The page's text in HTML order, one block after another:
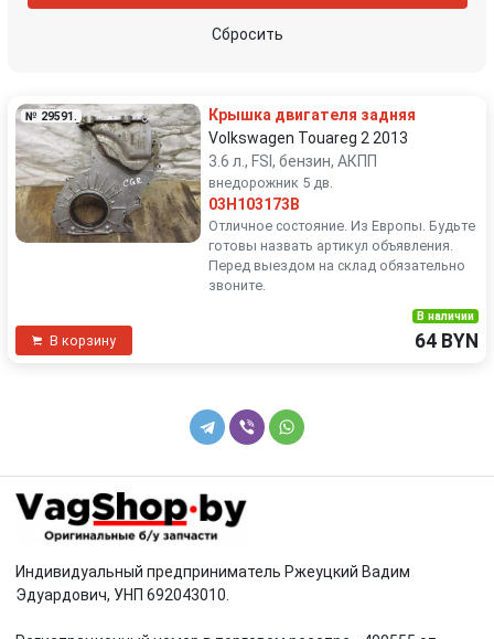
Сбросить
№ 29591.
Крышка двигателя задняя
Volkswagen Touareg 2 2013
3.6 л., FSI, бензин, АКПП
внедорожник 5 дв.
03H103173B
Отличное состояние. Из Европы. Будьте
готовы назвать артикул объявления.
Перед выездом на склад обязательно
звоните.
В корзину
В наличии
64 BYN
Индивидуальный предприниматель Ржеуцкий Вадим
Эдуардович, УНП 692043010.